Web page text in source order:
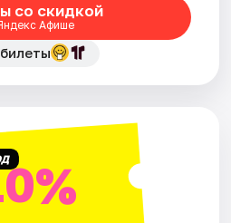
со скидкой
Афише